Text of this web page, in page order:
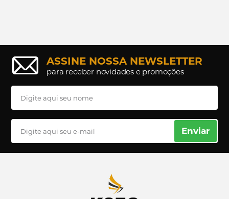
ASSINE NOSSA NEWSLETTER
para receber novidades e promoções
Enviar